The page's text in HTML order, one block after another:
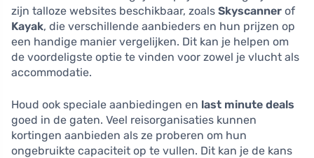
zijn talloze websites beschikbaar, zoals Skyscanner of
Kayak, die verschillende aanbieders en hun prijzen op
een handige manier vergelijken. Dit kan je helpen om
de voordeligste optie te vinden voor zowel je vlucht als
accommodatie.
Houd ook speciale aanbiedingen en last minute deals
goed in de gaten. Veel reisorganisaties kunnen
kortingen aanbieden als ze proberen om hun
ongebruikte capaciteit op te vullen. Dit kan je de kans